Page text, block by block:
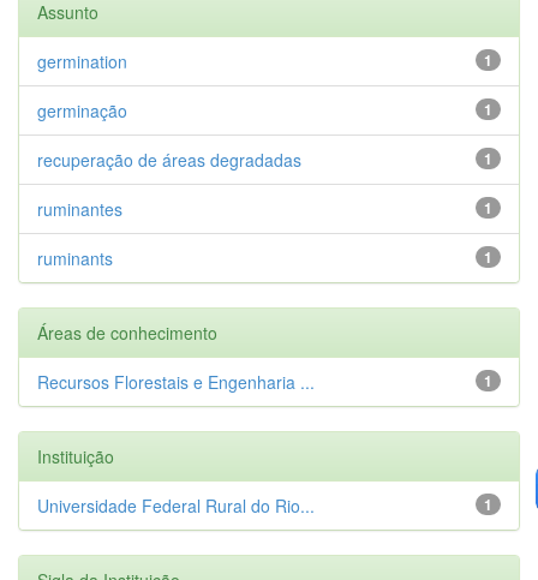
Assunto
1
germination
1
germinação
1
recuperação de áreas degradadas
1
ruminantes
1
ruminants
Áreas de conhecimento
1
Recursos Florestais e Engenharia ...
Instituição
1
Universidade Federal Rural do Rio...